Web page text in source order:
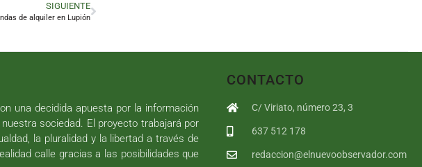
SIGUIENTE
de alquiler en Lupión
una decidida apuesta por la información
sociedad. El proyecto trabajará por
la pluralidad y la libertad a través de
calle gracias a las posibilidades que
CONTACTO
C/ Viriato, número 23, 3
637 512 178
redaccion@elnuevoobservador.com